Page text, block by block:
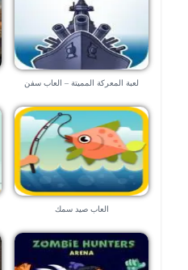
لعبة المعركة المميتة – العاب سفن
العاب صيد سمك